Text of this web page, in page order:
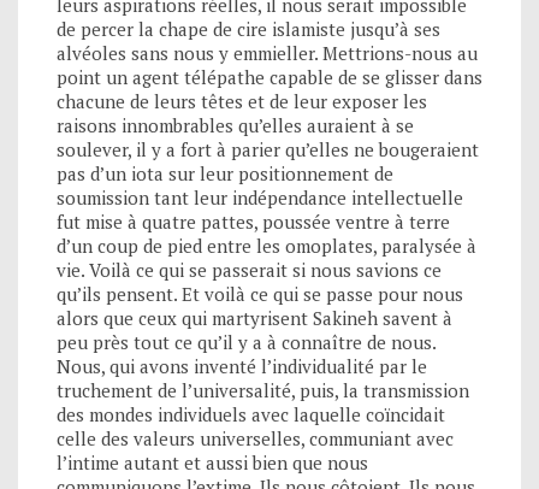
leurs aspirations réelles, il nous serait impossible
de percer la chape de cire islamiste jusqu’à ses
alvéoles sans nous y emmieller. Mettrions-nous au
point un agent télépathe capable de se glisser dans
chacune de leurs têtes et de leur exposer les
raisons innombrables qu’elles auraient à se
soulever, il y a fort à parier qu’elles ne bougeraient
pas d’un iota sur leur positionnement de
soumission tant leur indépendance intellectuelle
fut mise à quatre pattes, poussée ventre à terre
d’un coup de pied entre les omoplates, paralysée à
vie. Voilà ce qui se passerait si nous savions ce
qu’ils pensent. Et voilà ce qui se passe pour nous
alors que ceux qui martyrisent Sakineh savent à
peu près tout ce qu’il y a à connaître de nous.
Nous, qui avons inventé l’individualité par le
truchement de l’universalité, puis, la transmission
des mondes individuels avec laquelle coïncidait
celle des valeurs universelles, communiant avec
l’intime autant et aussi bien que nous